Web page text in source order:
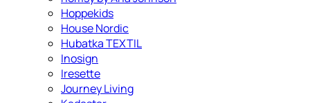
Hoppekids
House Nordic
Hubatka TEXTIL
Inosign
Iresette
Journey Living